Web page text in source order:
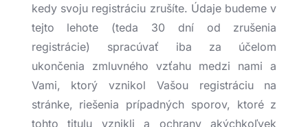
kedy svoju registráciu zrušíte. Údaje budeme v
tejto lehote (teda 30 dní od zrušenia
registrácie) spracúvať iba za účelom
ukončenia zmluvného vzťahu medzi nami a
Vami, ktorý vznikol Vašou registráciu na
stránke, riešenia prípadných sporov, ktoré z
tohto titulu vznikli a ochrany akýchkoľvek